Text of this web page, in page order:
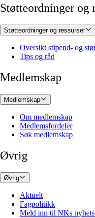
Støtteordninger og
Støtteordninger og ressurser
Oversikt stipend- og
Tips og råd
Medlemskap
Medlemskap
Om medlemskap
Medlemsfordeler
Søk medlemskap
Øvrig
Øvrig
Aktuelt
Fagpolitikk
Meld inn til NKs